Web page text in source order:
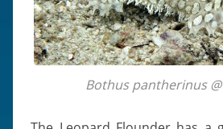
Bothus pantherinus @